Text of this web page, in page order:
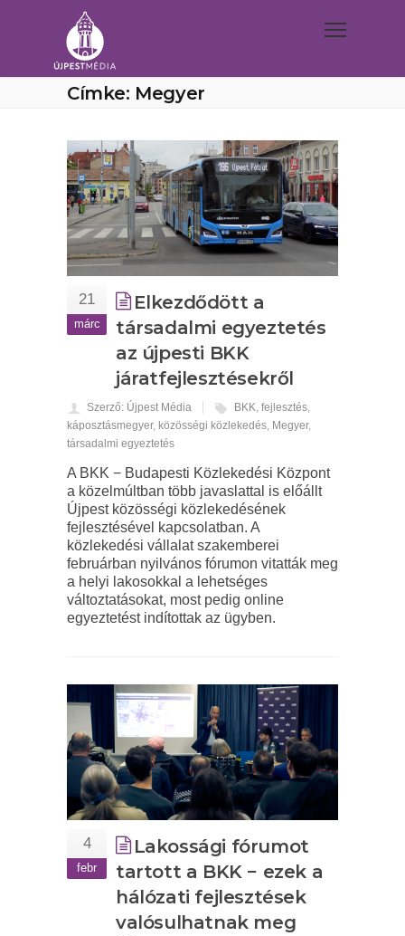
Címke: Megyer
21
márc
Elkezdődött a
társadalmi egyeztetés
az újpesti BKK
járatfejlesztésekről
Szerző: Újpest Média BKK, fejlesztés,
káposztásmegyer, közösségi közlekedés, Megyer,
társadalmi egyeztetés
A BKK − Budapesti Közlekedési Központ
a közelmúltban több javaslattal is előállt
Újpest közösségi közlekedésének
fejlesztésével kapcsolatban. A
közlekedési vállalat szakemberei
februárban nyilvános fórumon vitatták meg
a helyi lakosokkal a lehetséges
változtatásokat, most pedig online
egyeztetést indítottak az ügyben.
4
febr
Lakossági fórumot
tartott a BKK − ezek a
hálózati fejlesztések
valósulhatnak meg